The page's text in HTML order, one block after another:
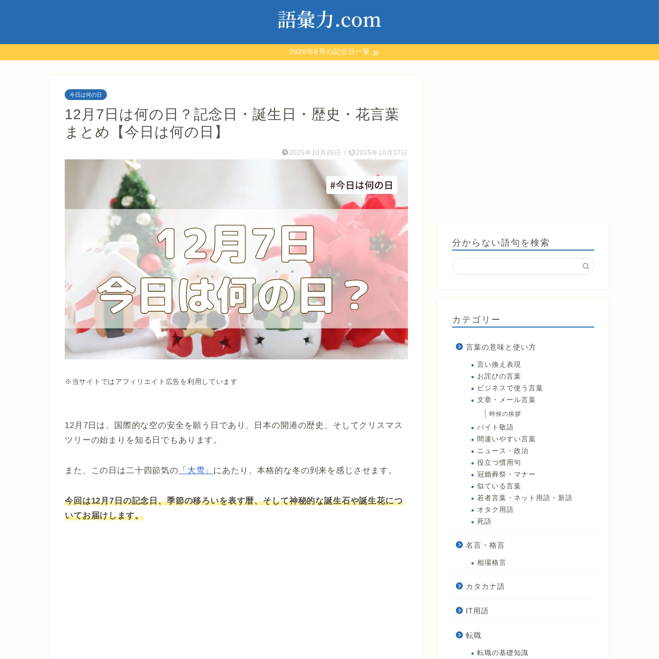
2026年8月の記念日一覧
今日は何の日
12月7日は何の日？記念日・誕生日・歴史・花言葉
まとめ【今日は何の日】
2025年10月26日 / 2025年10月27日
※当サイトではアフィリエイト広告を利用しています
12月7日は、国際的な空の安全を願う日であり、日本の開港の歴史、そしてクリスマス
ツリーの始まりを知る日でもあります。
また、この日は二十四節気の 「大雪」 にあたり、本格的な冬の到来を感じさせます。
今回は12月7日の記念日、季節の移ろいを表す暦、そして神秘的な誕生石や誕生花につ
いてお届けします。
分からない語句を検索
カテゴリー
言葉の意味と使い方
言い換え表現
お詫びの言葉
ビジネスで使う言葉
文章・メール言葉
時候の挨拶
バイト敬語
間違いやすい言葉
ニュース・政治
役立つ慣用句
冠婚葬祭・マナー
似ている言葉
若者言葉・ネット用語・新語
オタク用語
死語
名言・格言
相場格言
カタカナ語
IT用語
転職
転職の基礎知識